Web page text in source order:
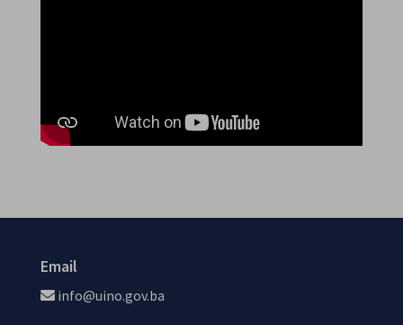
Email
info@uino.gov.ba